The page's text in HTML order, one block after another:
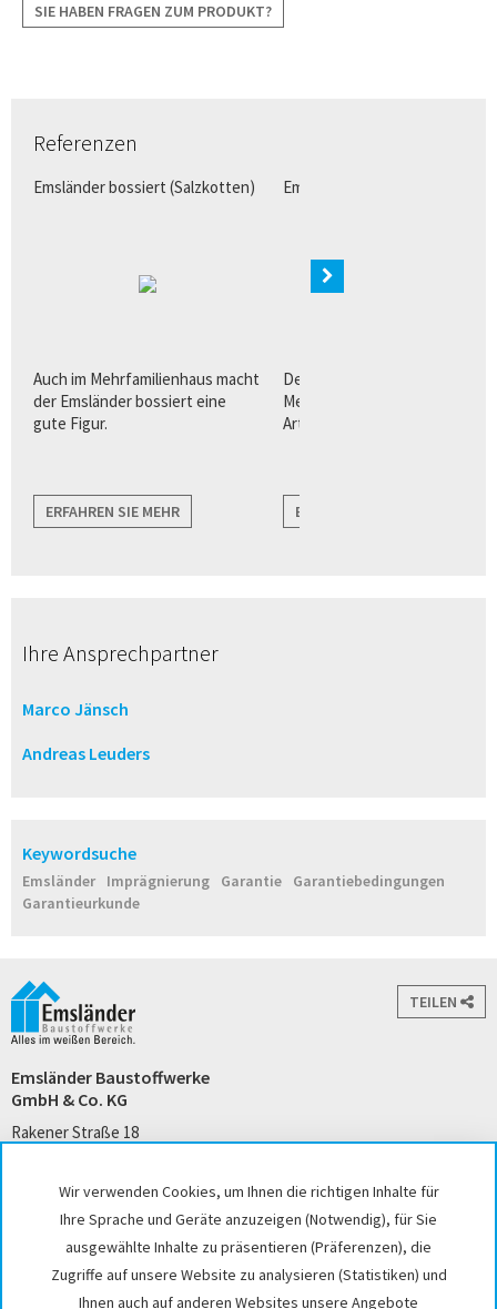
Wir verwenden Cookies, um Ihnen die richtigen Inhalte für
Ihre Sprache und Geräte anzuzeigen (Notwendig), für Sie
ausgewählte Inhalte zu präsentieren (Präferenzen), die
Zugriffe auf unsere Website zu analysieren (Statistiken) und
Ihnen auch auf anderen Websites unsere Angebote
SIE HABEN FRAGEN ZUM PRODUKT?
Referenzen
Emsländer bossiert (Salzkotten)
Auch im Mehrfamilienhaus macht
der Emsländer bossiert eine
gute Figur.
ERFAHREN SIE MEHR
Emsländer 2DF glatt mit Fase
Der optimale Stein für größere
Mehrfamilienhäuser sowie jede
Art von Gewerbeobjekten.
ERFAHREN SIE MEHR
Ihre Ansprechpartner
Marco Jänsch
Andreas Leuders
Keywordsuche
Emsländer Imprägnierung Garantie
Garantiebedingungen
Garantieurkunde
TEILEN
Emsländer Baustoffwerke
GmbH & Co. KG
Rakener Straße 18
kontakt@emslaender.de
www.emslaender.de